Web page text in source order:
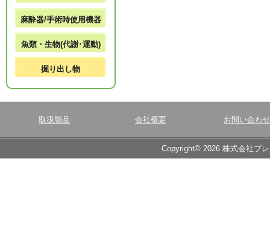
麻酔器/手術時使用機器
魚類・生物(代謝･運動)
掘り出し物
取扱製品 会社概要 お問い合わせ
Copyright© 2026 株式会社ブ